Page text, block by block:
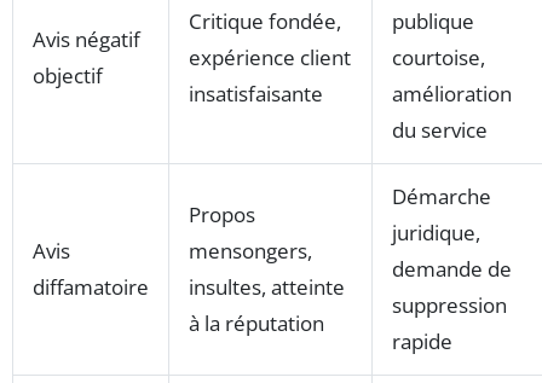
Avis négatif
objectif
Critique fondée,
expérience client
insatisfaisante
publique
courtoise,
amélioration
du service
Avis
diffamatoire
Propos
mensongers,
insultes, atteinte
à la réputation
Démarche
juridique,
demande de
suppression
rapide